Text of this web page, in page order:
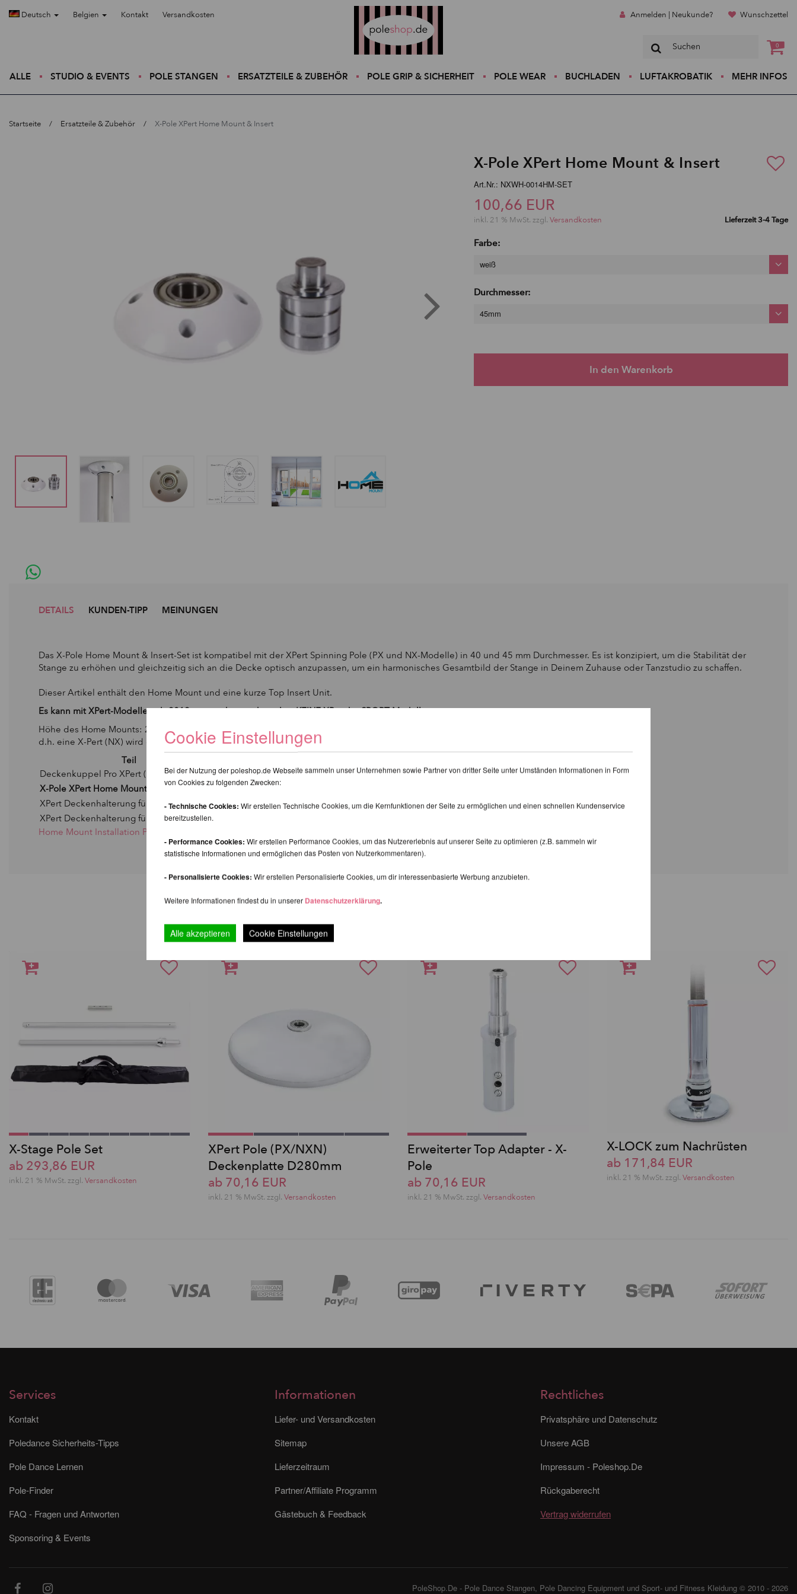
Deutsch Belgien Kontakt Versandkosten Anmelden | Neukunde? Wunschzettel
0
ALLE STUDIO & EVENTS POLE STANGEN ERSATZTEILE & ZUBEHÖR POLE GRIP & SICHERHEIT POLE WEAR BUCHLADEN LUFTAKROBATIK MEHR INFOS
Startseite Ersatzteile & Zubehör X-Pole XPert Home Mount & Insert
X-Pole XPert Home Mount & Insert
Art.Nr.: NXWH-0014HM-SET
100,66 EUR
inkl. 21 % MwSt. zzgl. Versandkosten Lieferzeit 3-4 Tage
Farbe:
weiß
Durchmesser:
45mm
DETAILS KUNDEN-TIPP MEINUNGEN
Das X-Pole Home Mount & Insert-Set ist kompatibel mit der XPert Spinning Pole (PX und NX-Modelle) in 40 und 45 mm Durchmesser. Es ist konzipiert, um die Stabilität der
Stange zu erhöhen und gleichzeitig sich an die Decke optisch anzupassen, um ein harmonisches Gesamtbild der Stange in Deinem Zuhause oder Tanzstudio zu schaffen.
Dieser Artikel enthält den Home Mount und eine kurze Top Insert Unit.
Es kann mit XPert-Modellen ab 2012 verwendet werden, aber KEINE XP- oder SPORT-Modelle.
Höhe des Home Mounts: 2 cm,
d.h. eine X-Pert (NX) wird durch den Home Mount 6 cm kürzer, bzw. eine Pro X-Pert und XPert (NXN - Version 2021) wird 4 cm kürzer:
Teil
Deckenkuppel Pro XPert (PX) / XPert (NXN) 6 cm
X-Pole XPert Home Mount & Insert
2 cm
XPert Deckenhalterung für gerade Decken 8 cm
XPert Deckenhalterung für schräge Decken
Home Mount Installation PDF herunterladen
X-Stage Pole Set
ab 293,86 EUR
inkl. 21 % MwSt. zzgl. Versandkosten
XPert Pole (PX/NXN)
Deckenplatte D280mm
ab 70,16 EUR
inkl. 21 % MwSt. zzgl. Versandkosten
Erweiterter Top Adapter - X-
Pole
ab 70,16 EUR
inkl. 21 % MwSt. zzgl. Versandkosten
X-LOCK zum Nachrüsten
ab 171,84 EUR
inkl. 21 % MwSt. zzgl. Versandkosten
Services
Kontakt
Poledance Sicherheits-Tipps
Pole Dance Lernen
Pole-Finder
FAQ - Fragen und Antworten
Sponsoring & Events
Informationen
Liefer- und Versandkosten
Sitemap
Lieferzeitraum
Partner/Affiliate Programm
Gästebuch & Feedback
Rechtliches
Privatsphäre und Datenschutz
Unsere AGB
Impressum - Poleshop.De
Rückgaberecht
Vertrag widerrufen
PoleShop.De - Pole Dance Stangen, Pole Dancing Equipment und Sport- und Fitness Kleidung © 2010 - 2026
Cookie Einstellungen
Bei der Nutzung der poleshop.de Webseite sammeln unser Unternehmen sowie Partner von dritter Seite unter Umständen Informationen in Form
von Cookies zu folgenden Zwecken:
- Technische Cookies: Wir erstellen Technische Cookies, um die Kernfunktionen der Seite zu ermöglichen und einen schnellen Kundenservice
bereitzustellen.
- Performance Cookies: Wir erstellen Performance Cookies, um das Nutzererlebnis auf unserer Seite zu optimieren (z.B. sammeln wir
statistische Informationen und ermöglichen das Posten von Nutzerkommentaren).
- Personalisierte Cookies: Wir erstellen Personalisierte Cookies, um dir interessenbasierte Werbung anzubieten.
Weitere Informationen findest du in unserer Datenschutzerklärung.
Alle akzeptieren Cookie Einstellungen